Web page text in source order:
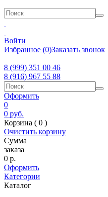
Войти
Избранное (0)Заказать звонок
8 (999) 351 00 46
8 (916) 967 55 88
Оформить
0
0 руб.
Корзина ( 0 )
Очистить корзину
Сумма
заказа
0 р.
Оформить
Категории
Каталог